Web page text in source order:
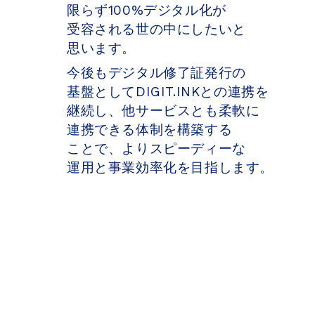
限らず100%デジタル化が​
受容される​世の​中に​したいと​
思います。
今後も​デジタル修了証発行の​
基盤と​して​DIGIT.INKとの​連携を​
継続し、​他サービスとも​柔軟に​
連携できる​体制を​構築する​
ことで、​より​スピーディーな​
運用と​事業効率化を​目指します。